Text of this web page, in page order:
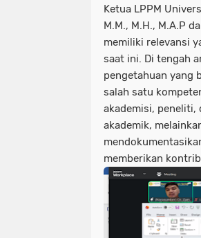
Ketua LPPM
M.M., M.H., M.A.P
memiliki relevansi
saat ini. Di tengah
pengetahuan yang
salah satu
akademisi, peneliti,
akademik,
memberikan